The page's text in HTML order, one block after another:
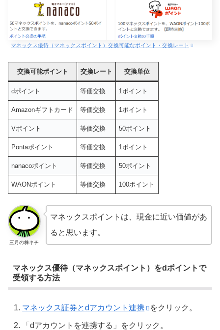
マネックス優待（マネックスポイント）交換可能なポイント・交換レート
交換可能ポイント 交換レート 交換単位
dポイント 等価交換 1ポイント
Amazonギフトカード 等価交換 1ポイント
Vポイント 等価交換 50ポイント
Pontaポイント 等価交換 1ポイント
nanacoポイント 等価交換 50ポイント
WAONポイント 等価交換 100ポイント
三月の株キチ
マネックスポイントは、現金に近い価値があ
ると思います。
マネックス優待（マネックスポイント）をdポイントで
受領する方法
マネックス証券とdアカウント連携 をクリック。
「dアカウントを連携する」をクリック。